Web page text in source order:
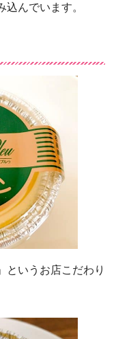
んでいます。
というお店こだわり